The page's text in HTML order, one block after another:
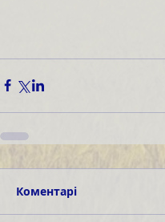
Коментарі